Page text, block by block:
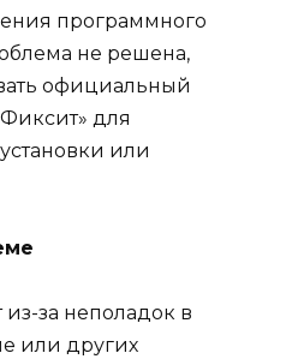
программного
не решена,
официальный
для
или
из-за неполадок в
или других